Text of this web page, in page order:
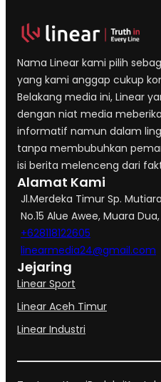
Nama Linear kami pilih
yang kami anggap cukup
Belakang media ini, Linear
dengan niat media
informatif namun dalam
tanpa membubuhkan
isi berita melenceng dari
Alamat Kami
Jl.Merdeka Timur Sp.
No.15 Alue Awee, Muara
+628118122605
linearmedia24@gmail.com
Jejaring
Linear Sport
Linear Aceh Timur
Linear Industri